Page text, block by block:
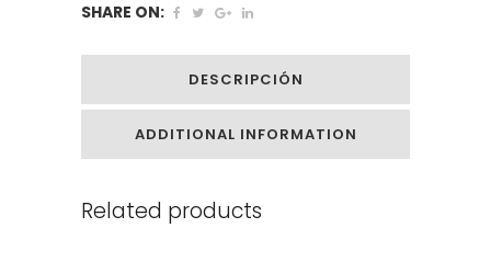
SHARE ON:
DESCRIPCIÓN
ADDITIONAL INFORMATION
Related products